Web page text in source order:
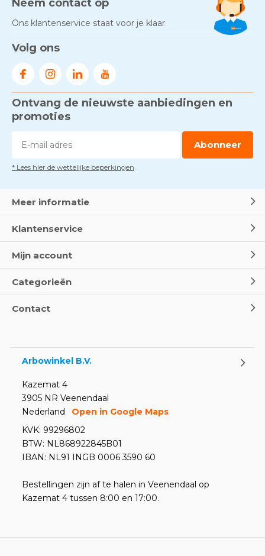
Neem contact op
Ons klantenservice staat voor je klaar.
Volg ons
Ontvang de nieuwste aanbiedingen en
promoties
Abonneer
* Lees hier de wettelijke beperkingen
Meer informatie
Klantenservice
Mijn account
Categorieën
Contact
Arbowinkel B.V.
Kazemat 4
3905 NR Veenendaal
Nederland
Open in Google Maps
KVK: 99296802
BTW: NL868922845B01
IBAN: NL91 INGB 0006 3590 60
Bestellingen zijn af te halen in Veenendaal op
Kazemat 4 tussen 8:00 en 17:00.